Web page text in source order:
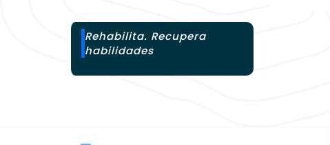
Rehabilita. Recupera
habilidades